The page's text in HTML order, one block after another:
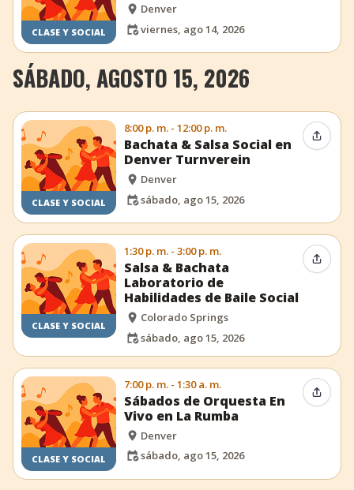
CLASE Y SOCIAL
Denver
viernes, ago 14, 2026
SÁBADO, AGOSTO 15, 2026
CLASE Y SOCIAL
8:00 p. m. - 12:00 p. m.
Bachata & Salsa Social en
Denver Turnverein
Denver
sábado, ago 15, 2026
CLASE Y SOCIAL
1:30 p. m. - 3:00 p. m.
Salsa & Bachata
Laboratorio de
Habilidades de Baile Social
Colorado Springs
sábado, ago 15, 2026
CLASE Y SOCIAL
7:00 p. m. - 1:30 a. m.
Sábados de Orquesta En
Vivo en La Rumba
Denver
sábado, ago 15, 2026